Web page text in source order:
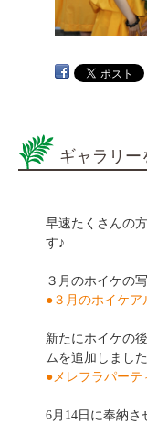
ギャラリー
早速たくさんの
す♪
３月のホイケの
●３月のホイケア
新たにホイケの
ムを追加しました
●メレフラパーテ
6月14日に奉納さ